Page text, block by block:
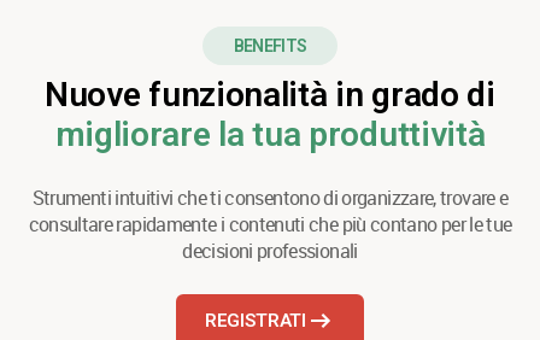
BENEFITS
Nuove funzionalità in grado di
migliorare la tua produttività
Strumenti intuitivi che ti consentono di organizzare, trovare e
consultare rapidamente i contenuti che più contano per le tue
decisioni professionali
REGISTRATI